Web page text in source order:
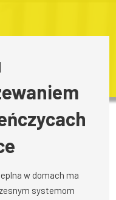
w domach ma
systemom